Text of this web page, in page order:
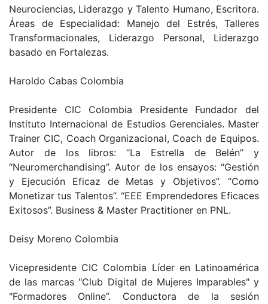
Neurociencias, Liderazgo y Talento Humano, Escritora.
Áreas de Especialidad: Manejo del Estrés, Talleres
Transformacionales, Liderazgo Personal, Liderazgo
basado en Fortalezas.
Haroldo Cabas Colombia
Presidente CIC Colombia Presidente Fundador del
Instituto Internacional de Estudios Gerenciales. Master
Trainer CIC, Coach Organizacional, Coach de Equipos.
Autor de los libros: “La Estrella de Belén” y
“Neuromerchandising”. Autor de los ensayos: “Gestión
y Ejecución Eficaz de Metas y Objetivos”. “Como
Monetizar tus Talentos”. “EEE Emprendedores Eficaces
Exitosos”. Business & Master Practitioner en PNL.
Deisy Moreno Colombia
Vicepresidente CIC Colombia Líder en Latinoamérica
de las marcas "Club Digital de Mujeres Imparables" y
"Formadores Online”. Conductora de la sesión